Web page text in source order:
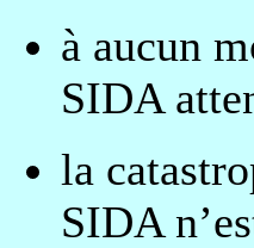
à aucun
SIDA
la
SIDA